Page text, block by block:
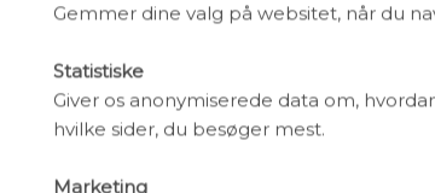
Golfstrømmen og Europas
Visse oceanografiske modeller
få år. I denne artikel argumenterer
usandsynlig.
Gemmer dine valg på websitet, når du
Statistiske
Giver os anonymiserede data om,
hvilke sider, du besøger mest.
Marketing